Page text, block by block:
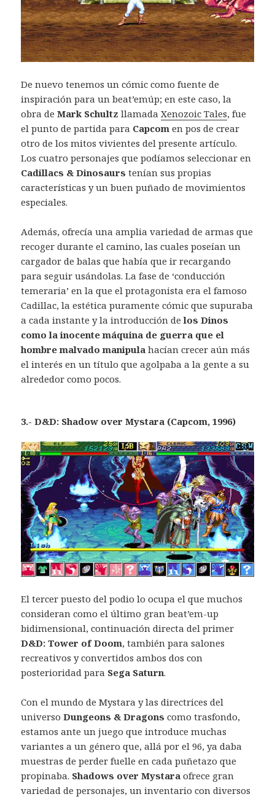
De nuevo tenemos un cómic como fuente de
inspiración para un beat’emúp; en este caso, la
obra deMark Schultz llamadaXenozoic Tales, fue
el punto de partida para Capcom en pos de crear
otro de los mitos vivientes del presente artículo.
Los cuatro personajes que podíamos seleccionar en
Cadillacs & Dinosaurs tenían sus propias
características y un buen puñado de movimientos
especiales.
Además, ofrecía una amplia variedad de armas que
recoger durante el camino, las cuales poseían un
cargador de balas que había que ir recargando
para seguir usándolas. La fase de ‘conducción
temeraria’ en la que el protagonista era el famoso
Cadillac, la estética puramente cómic que supuraba
a cada instante y la introducción delos Dinos
como la inocente máquina de guerra que el
hombre malvado manipula hacían crecer aún más
el interés en un título que agolpaba a la gente a su
alrededor como pocos.
3.- D&D: Shadow over Mystara (Capcom, 1996)
El tercer puesto del podio lo ocupa el que muchos
consideran como el último gran beat’em-up
bidimensional, continuación directa del primer
D&D: Tower of Doom, también para salones
recreativos y convertidos ambos dos con
posterioridad para Sega Saturn.
Con el mundo de Mystara y las directrices del
universoDungeons & Dragons como trasfondo,
estamos ante un juego que introduce muchas
variantes a un género que, allá por el 96, ya daba
muestras de perder fuelle en cada puñetazo que
propinaba. Shadows over Mystara ofrece gran
variedad de personajes, un inventario con diversos